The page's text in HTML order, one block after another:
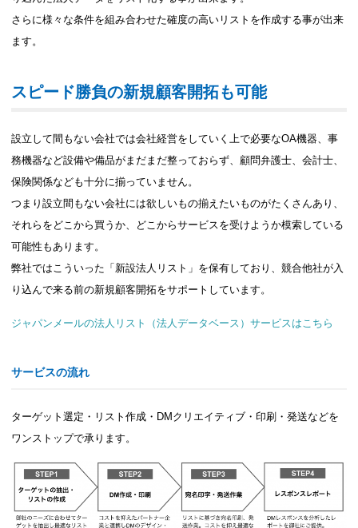
さらに様々な条件を組み合わせた確度の高いリストを作成する事が出来
ます。
スピード勝負の新規顧客開拓も可能
設立して間もない会社では会社経営をしていく上で必要なOA機器、事
務機器など設備や備品がまだまだ整っておらず、顧問弁護士、会計士、
保険関係なども十分に揃っていません。
つまり設立間もない会社には欲しいもの揃えたいものがたくさんあり、
それらをどこから買うか、どこからサービスを受けようか模索している
可能性もあります。
弊社ではこういった「新設法人リスト」を保有しており、競合他社が入
り込んで来る前の新規顧客開拓をサポートしています。
ジャパンメールの法人リスト（法人データベース）サービスはこちら
サービスの流れ
ターゲット選定・リスト作成・DMクリエイティブ・印刷・発送などを
ワンストップで承ります。